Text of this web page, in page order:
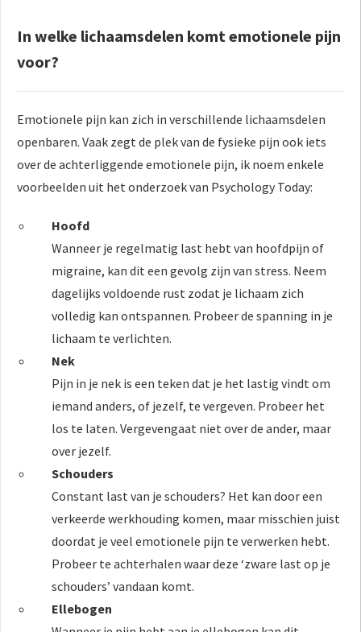
In welke lichaamsdelen komt emotionele pijn
voor?
Emotionele pijn kan zich in verschillende lichaamsdelen
openbaren. Vaak zegt de plek van de fysieke pijn ook iets
over de achterliggende emotionele pijn, ik noem enkele
voorbeelden uit het onderzoek van Psychology Today:
Hoofd
Wanneer je regelmatig last hebt van hoofdpijn of
migraine, kan dit een gevolg zijn van stress. Neem
dagelijks voldoende rust zodat je lichaam zich
volledig kan ontspannen. Probeer de spanning in je
lichaam te verlichten.
Nek
Pijn in je nek is een teken dat je het lastig vindt om
iemand anders, of jezelf, te vergeven. Probeer het
los te laten. Vergevengaat niet over de ander, maar
over jezelf.
Schouders
Constant last van je schouders? Het kan door een
verkeerde werkhouding komen, maar misschien juist
doordat je veel emotionele pijn te verwerken hebt.
Probeer te achterhalen waar deze ‘zware last op je
schouders’ vandaan komt.
Ellebogen